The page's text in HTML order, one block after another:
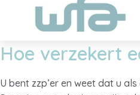
Hoe verzekert
U bent zzp’er en weet dat u